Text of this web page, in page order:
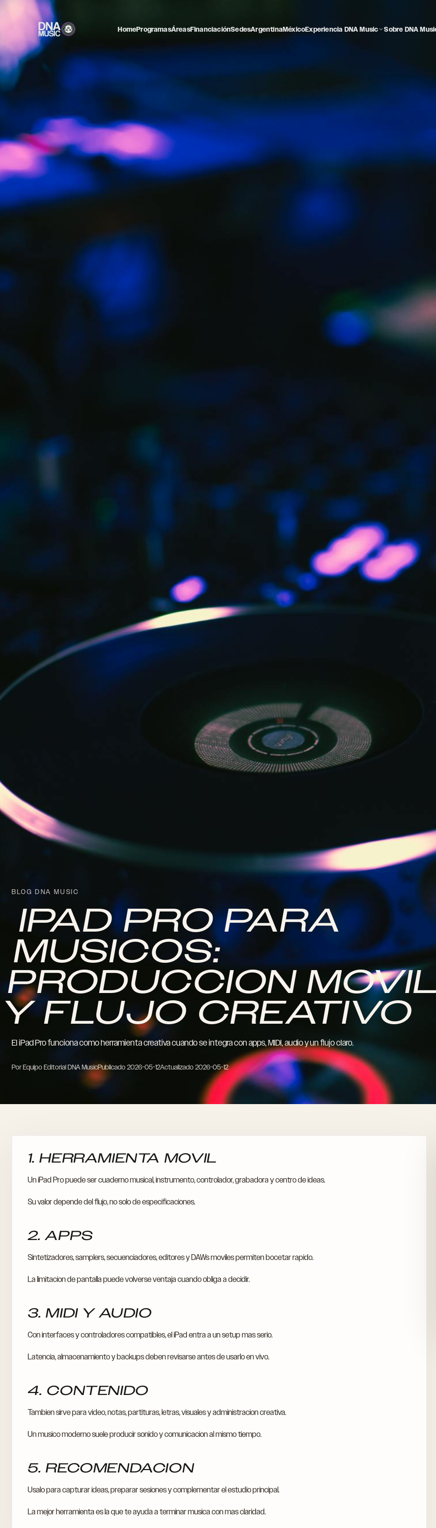
HomeProgramasÁreasFinanciaciónSedesArgentinaMéxicoExperiencia DNA Music Sobre DNA
BLOG DNA MUSIC
IPAD PRO PARA
MUSICOS:
PRODUCCION
Y FLUJO CREATIVO
El iPad Pro funciona como herramienta creativa cuando se integra con apps, MIDI, audio y un flujo claro.
Por Equipo Editorial DNA MusicPublicado2026-05-12Actualizado2026-05-12
1. HERRAMIENTA MOVIL
Un iPad Pro puede ser cuaderno musical, instrumento, controlador, grabadora y centro de ideas.
Su valor depende del flujo, no solo de especificaciones.
2. APPS
Sintetizadores, samplers, secuenciadores, editores y DAWs moviles permiten bocetar rapido.
La limitacion de pantalla puede volverse ventaja cuando obliga a decidir.
3. MIDI Y AUDIO
Con interfaces y controladores compatibles, el iPad entra a un setup mas serio.
Latencia, almacenamiento y backups deben revisarse antes de usarlo en vivo.
4. CONTENIDO
Tambien sirve para video, notas, partituras, letras, visuales y administracion creativa.
Un musico moderno suele producir sonido y comunicacion al mismo tiempo.
5. RECOMENDACION
Usalo para capturar ideas, preparar sesiones y complementar el estudio principal.
La mejor herramienta es la que te ayuda a terminar musica con mas claridad.